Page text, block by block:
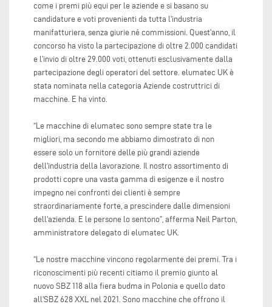
come i premi più equi per le aziende e si basano su
candidature e voti provenienti da tutta l'industria
manifatturiera, senza giurie né commissioni. Quest'anno, il
concorso ha visto la partecipazione di oltre 2.000 candidati
e l’invio di oltre 29.000 voti, ottenuti esclusivamente dalla
partecipazione degli operatori del settore. elumatec UK è
stata nominata nella categoria Aziende costruttrici di
macchine. E ha vinto.
“Le macchine di elumatec sono sempre state tra le
migliori, ma secondo me abbiamo dimostrato di non
essere solo un fornitore delle più grandi aziende
dell'industria della lavorazione. Il nostro assortimento di
prodotti copre una vasta gamma di esigenze e il nostro
impegno nei confronti dei clienti è sempre
straordinariamente forte, a prescindere dalle dimensioni
dell'azienda. E le persone lo sentono”, afferma Neil Parton,
amministratore delegato di elumatec UK.
“Le nostre macchine vincono regolarmente dei premi. Tra i
riconoscimenti più recenti citiamo il premio giunto al
nuovo SBZ 118 alla fiera budma in Polonia e quello dato
all'SBZ 628 XXL nel 2021. Sono macchine che offrono il